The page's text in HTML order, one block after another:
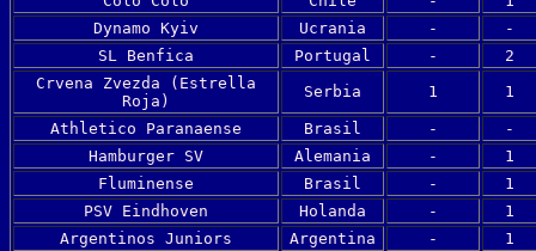
Dynamo Kyiv
Ucrania -
-
SL Benfica
Portugal -
2
Crvena Zvezda (Estrella
Roja)
Serbia 1 1
Athletico Paranaense Brasil -
-
Hamburger SV
Alemania -
1
Fluminense
Brasil -
1
PSV Eindhoven
Holanda -
1
Argentinos Juniors
Argentina -
1